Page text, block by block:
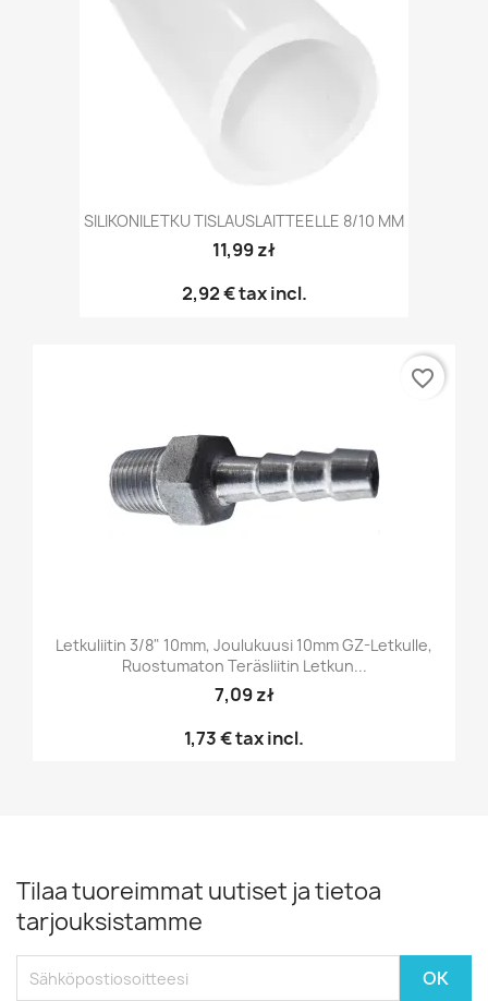
SILIKONILETKU TISLAUSLAITTEELLE 8/10 MM
11,99 zł
2,92 €tax incl.
Letkuliitin 3/8" 10mm, Joulukuusi 10mm GZ-Letkulle,
Ruostumaton Teräsliitin Letkun...
7,09 zł
1,73 €tax incl.
favorite_border
Tilaa tuoreimmat uutiset ja tietoa
tarjouksistamme